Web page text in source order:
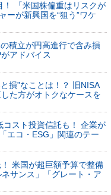
「米国株偏重はリスクが
ーが新興国を“狙う”ワケ
積立が円高進行で含み損
アドバイス
損”なことは！？ 旧NISA
た方がオトクなケースを
コスト投資信託も！ 企業が
エコ・ESG」関連のテー
米国が超巨額予算で整備
サンス」「グレート・ア